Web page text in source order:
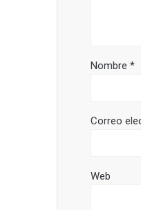
Nombre*
Correo
Web